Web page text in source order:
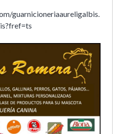
guarnicioneriaaureligalbis.